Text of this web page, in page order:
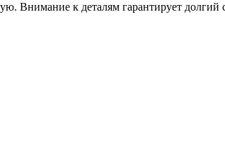
Внимание к деталям гарантирует